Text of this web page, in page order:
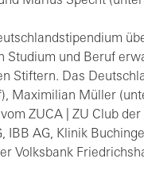
Studium und Beruf
Stiftern. Das
Maximilian Müller
ZUCA | ZU Club
IBB AG, Klinik
Volksbank